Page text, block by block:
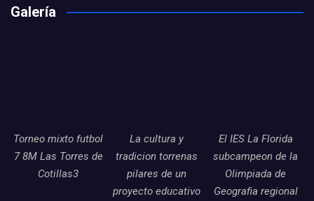
Galería
Torneo mixto futbol
7 8M Las Torres de
Cotillas3
La cultura y
tradicion torrenas
pilares de un
proyecto educativo
El IES La Florida
subcampeon de la
Olimpiada de
Geografia regional